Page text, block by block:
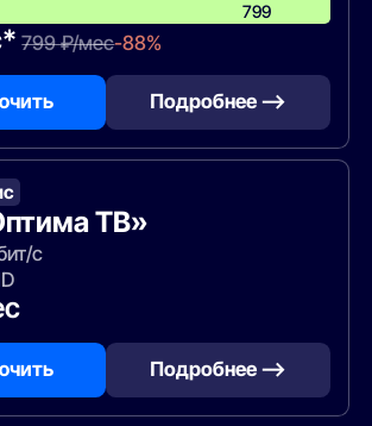
799
799 ₽/мес-88%
Подробнее —>
ТВ»
с
Подробнее —>